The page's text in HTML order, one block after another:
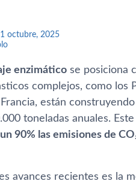
octubre, 2025
enzimático se posiciona
complejos, como los
están
toneladas anuales.
90% las emisiones de
avances recientes es la